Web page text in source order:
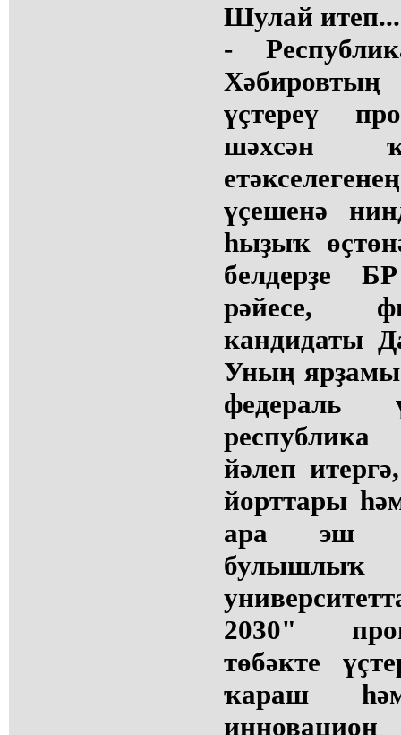
Шулай итеп...
-
үҫтереү
шәхсән
үҫешенә
һыҙыҡ
белдерҙе
рәйесе,
кандидаты
Уның ярҙамы
федераль
йәлеп
йорттары
ара эш
булышлыҡ
2030"
төбәкте
ҡараш